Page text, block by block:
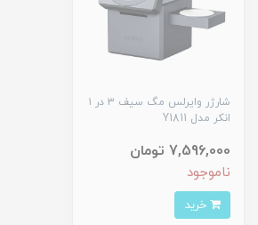
شارژر وایرلس مگ سیف ۳ در ۱
انکر مدل Y1811
7,596,000 تومان
ناموجود